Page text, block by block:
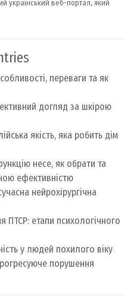
переваги та як
догляд за шкірою
якість, яка робить дім
несе, як обрати та
ефективністю
нейрохірургічна
ПТСР: етапи психологічного
у людей похилого віку
порушення